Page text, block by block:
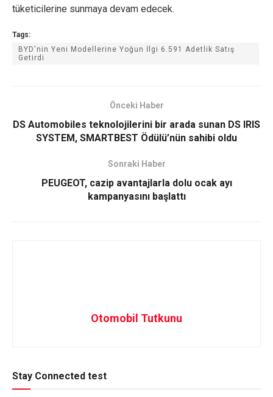
tüketicilerine sunmaya devam edecek.
Tags:
BYD'nin Yeni Modellerine Yoğun İlgi 6.591 Adetlik Satış
Getirdi
Önceki Haber
DS Automobiles teknolojilerini bir arada sunan DS IRIS
SYSTEM, SMARTBEST Ödülü’nün sahibi oldu
Sonraki Haber
PEUGEOT, cazip avantajlarla dolu ocak ayı
kampanyasını başlattı
Otomobil Tutkunu
Stay Connected test